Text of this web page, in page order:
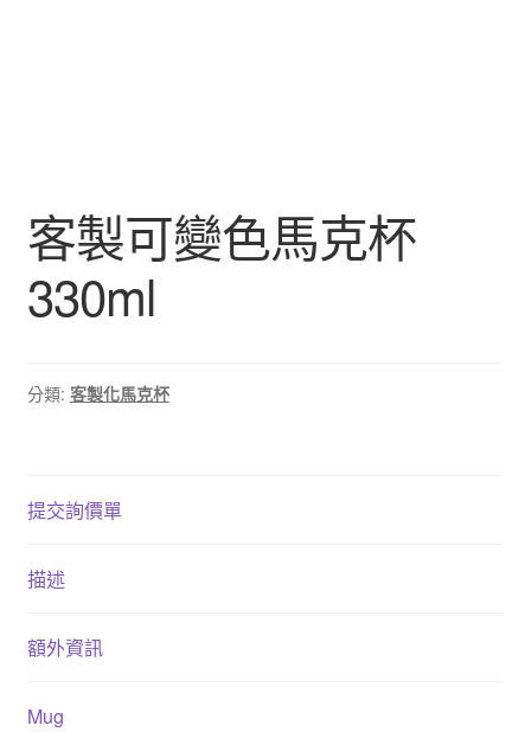
客製可變色馬克杯
330ml
分類: 客製化馬克杯
提交詢價單
描述
額外資訊
Mug